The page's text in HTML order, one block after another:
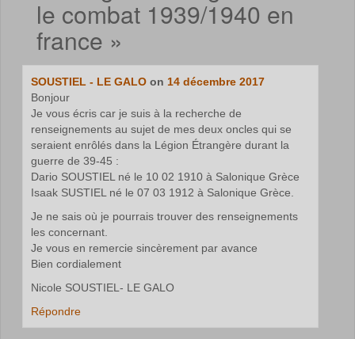
le combat 1939/1940 en
france »
SOUSTIEL - LE GALO on14 décembre 2017
Bonjour
Je vous écris car je suis à la recherche de
renseignements au sujet de mes deux oncles qui se
seraient enrôlés dans la Légion Étrangère durant la
guerre de 39-45 :
Dario SOUSTIEL né le 10 02 1910 à Salonique Grèce
Isaak SUSTIEL né le 07 03 1912 à Salonique Grèce.
Je ne sais où je pourrais trouver des renseignements
les concernant.
Je vous en remercie sincèrement par avance
Bien cordialement
Nicole SOUSTIEL- LE GALO
Répondre